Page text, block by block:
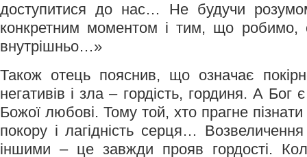
доступитися до нас… Не будучи
конкретним моментом і тим, що робимо,
внутрішньо…»
Також отець пояснив, що означає
негативів і зла – гордість, гординя. А
Божої любові. Тому той, хто прагне
покору і лагідність серця…
іншими – це завжди прояв гордості.